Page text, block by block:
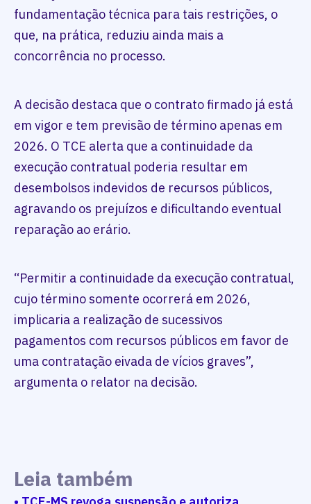
fundamentação técnica para tais restrições, o
que, na prática, reduziu ainda mais a
concorrência no processo.
A decisão destaca que o contrato firmado já está
em vigor e tem previsão de término apenas em
2026. O TCE alerta que a continuidade da
execução contratual poderia resultar em
desembolsos indevidos de recursos públicos,
agravando os prejuízos e dificultando eventual
reparação ao erário.
“Permitir a continuidade da execução contratual,
cujo término somente ocorrerá em 2026,
implicaria a realização de sucessivos
pagamentos com recursos públicos em favor de
uma contratação eivada de vícios graves”,
argumenta o relator na decisão.
Leia também